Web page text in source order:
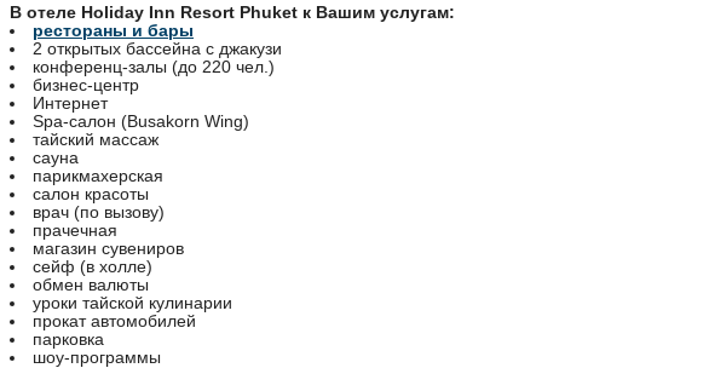
B отеле Holiday Inn Resort Phuket к Вашим услугам:
рестораны и бары
2 открытых бассейна с джакузи
конференц-залы (до 220 чел.)
бизнес-центр
Интернет
Spa-салон (Busakorn Wing)
тайский массаж
сауна
парикмахерская
салон красоты
врач (по вызову)
прачечная
магазин сувениров
сейф (в холле)
обмен валюты
уроки тайской кулинарии
прокат автомобилей
парковка
шоу-программы